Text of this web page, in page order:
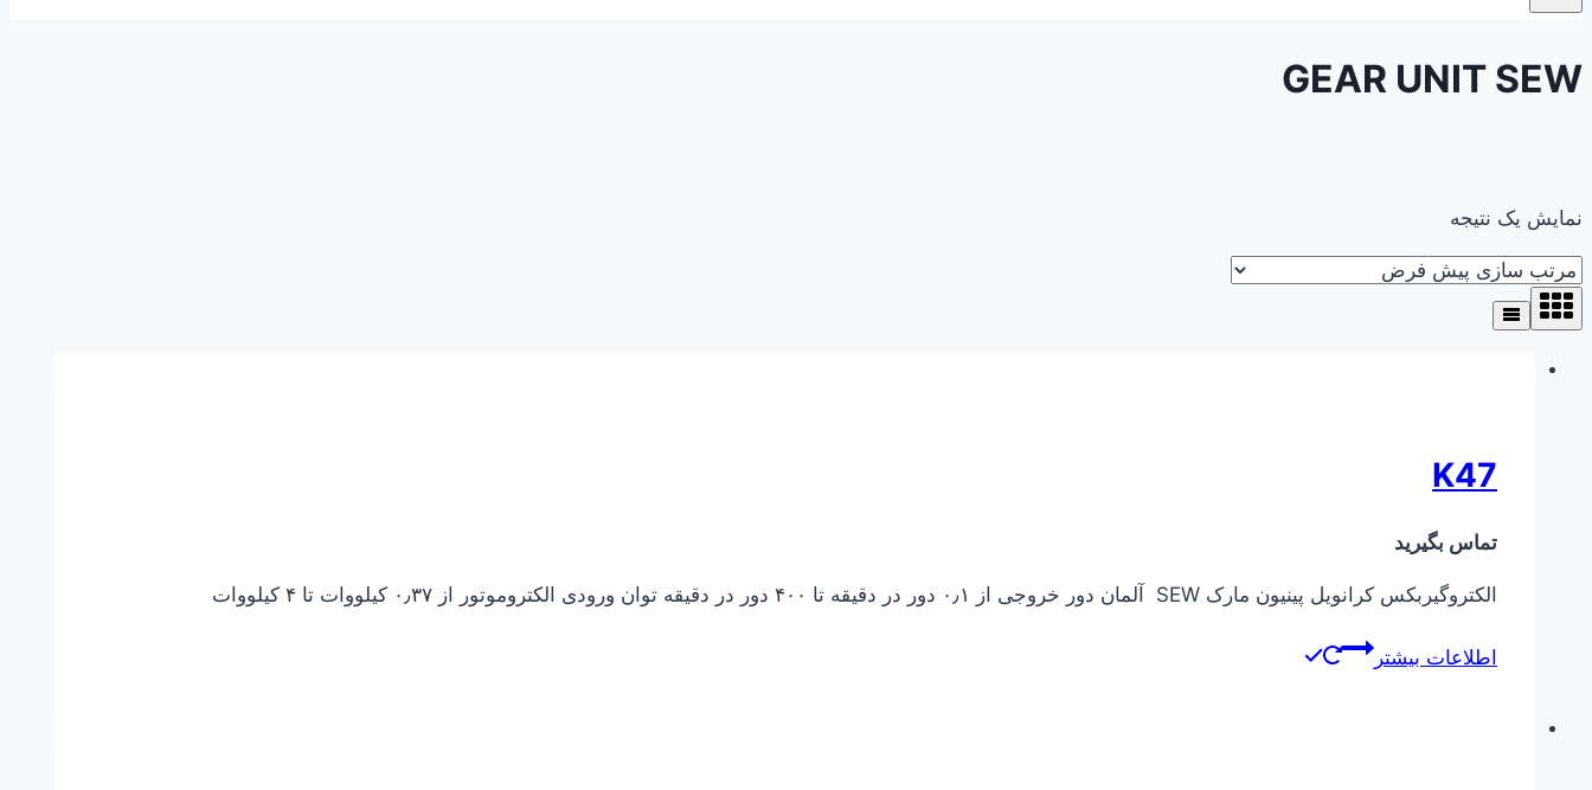
GEAR UNIT SEW
نمایش یک نتیجه
K47
تماس بگیرید
الکتروگیربکس کرانویل پینیون مارک SEW آلمان دور خروجی از ۰٫۱ دور در دقیقه تا ۴۰۰ دور در دقیقه توان ورودی الکتروموتور از ۰٫۳۷ کیلووات تا ۴ کیلووات
اطلاعات بیشتر